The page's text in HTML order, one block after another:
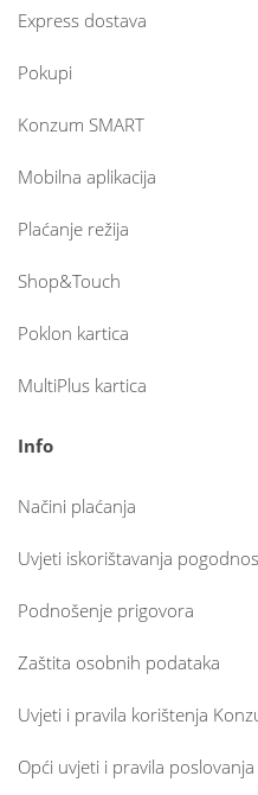
Express dostava
Pokupi
Konzum SMART
Mobilna aplikacija
Plaćanje režija
Shop&Touch
Poklon kartica
MultiPlus kartica
Info
Načini plaćanja
Uvjeti iskorištavanja
Podnošenje prigovora
Zaštita osobnih podataka
Uvjeti i pravila korištenja
Opći uvjeti i pravila